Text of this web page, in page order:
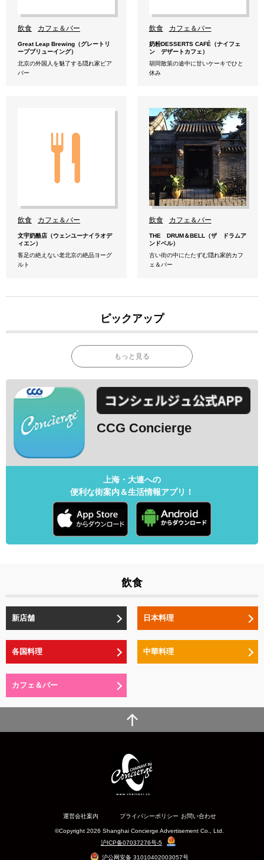
飲食 カフェ＆バー
Great Leap Brewing（グレートリ
ープブリューイング）
北京の外国人を魅了する隠れ家ビア
バー
飲食 カフェ＆バー
奶粉DESSERTS CAFÉ（ナイフェ
ン デザートカフェ）
胡同散策の途中に甘いケーキでひと
休み
飲食 カフェ＆バー
文宇奶酪店（ウェンユーナイラオデ
ィエン）
客足の絶えない老北京の絶品ヨーグ
ルト
飲食 カフェ＆バー
THE DRUM＆BELL（ザ ドラムア
ンドベル）
古い街の中にたたずむ隠れ家的カフ
ェ＆バー
ピックアップ
もっと見る
CCG Concierge
上海・大連への
便利な街案内＆生活情報アプリ！
飲食
新店舗 日本料理
各国料理 中華料理
カフェ＆バー
運営会社案内 プライバシーポリシー お問い合わせ
©Copyright 2026 Shanghai Concierge Advertisement Co., Ltd.
沪ICP备07037276号-5
沪公网安备 31010402003057号